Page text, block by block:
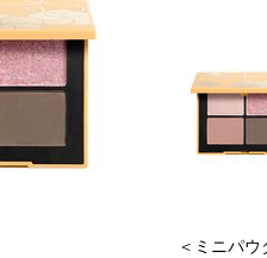
＜ミニパ